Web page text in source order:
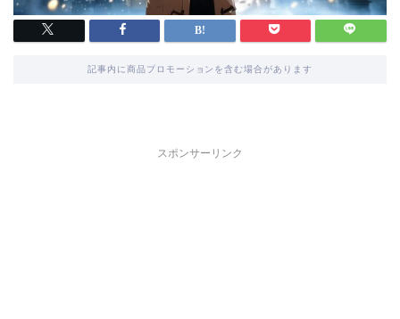
記事内に商品プロモーションを含む場合があります
スポンサーリンク